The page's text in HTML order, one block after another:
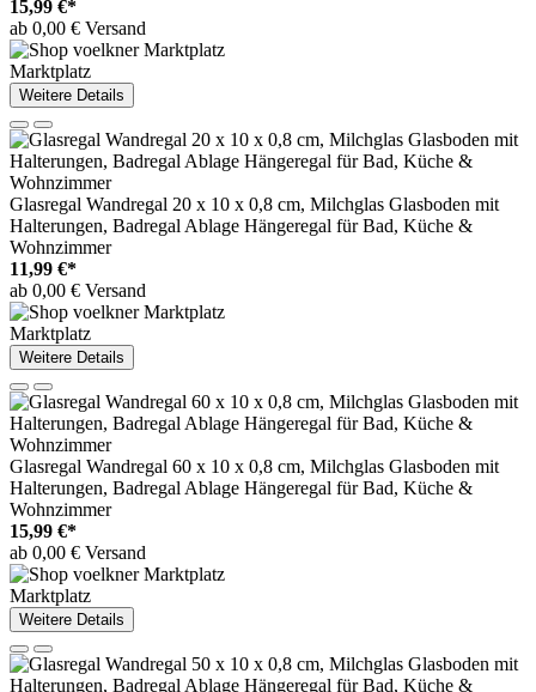
15,99 €*
ab 0,00 € Versand
Marktplatz
Weitere Details
Glasregal Wandregal 20 x 10 x 0,8 cm, Milchglas Glasboden mit
Halterungen, Badregal Ablage Hängeregal für Bad, Küche &
Wohnzimmer
11,99 €*
ab 0,00 € Versand
Marktplatz
Weitere Details
Glasregal Wandregal 60 x 10 x 0,8 cm, Milchglas Glasboden mit
Halterungen, Badregal Ablage Hängeregal für Bad, Küche &
Wohnzimmer
15,99 €*
ab 0,00 € Versand
Marktplatz
Weitere Details